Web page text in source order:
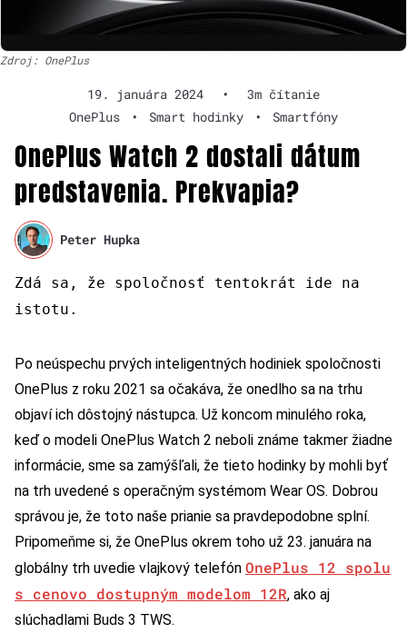
Zdroj: OnePlus
19. januára 2024 •
3m čítanie
OnePlus
• Smart hodinky • Smartfóny
OnePlus Watch 2 dostali dátum
predstavenia. Prekvapia?
Peter Hupka
Zdá sa, že spoločnosť tentokrát ide na
istotu.
Po neúspechu prvých inteligentných hodiniek spoločnosti
OnePlus z roku 2021 sa očakáva, že onedlho sa na trhu
objaví ich dôstojný nástupca. Už koncom minulého roka,
keď o modeli OnePlus Watch 2 neboli známe takmer žiadne
informácie, sme sa zamýšľali, že tieto hodinky by mohli byť
na trh uvedené s operačným systémom Wear OS. Dobrou
správou je, že toto naše prianie sa pravdepodobne splní.
Pripomeňme si, že OnePlus okrem toho už 23. januára na
globálny trh uvedie vlajkový telefón OnePlus 12 spolu
s cenovo dostupným modelom 12R, ako aj
slúchadlami Buds 3 TWS.